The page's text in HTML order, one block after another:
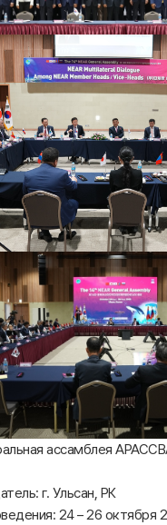
ассамблея
г. Ульсан, РК
24 – 26 октября